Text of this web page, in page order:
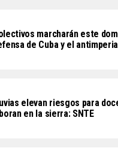
marcharán este
de Cuba y el
elevan riesgos para
en la sierra: SNTE